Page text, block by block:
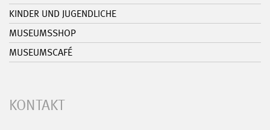
KINDER UND JUGENDLICHE
MUSEUMSSHOP
MUSEUMSCAFÉ
KONTAKT